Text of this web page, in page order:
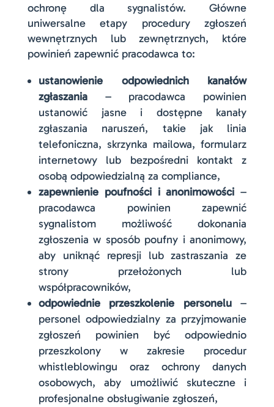
ochronę dla sygnalistów. Główne
uniwersalne etapy procedury zgłoszeń
wewnętrznych lub zewnętrznych, które
powinień zapewnić pracodawca to:
ustanowienie odpowiednich kanałów
zgłaszania– pracodawca powinien
ustanowić jasne i dostępne kanały
zgłaszania naruszeń, takie jak linia
telefoniczna, skrzynka mailowa, formularz
internetowy lub bezpośredni kontakt z
osobą odpowiedzialną za compliance,
zapewnienie poufności i anonimowości –
pracodawca powinien zapewnić
sygnalistom możliwość dokonania
zgłoszenia w sposób poufny i anonimowy,
aby uniknąć represji lub zastraszania ze
strony przełożonych lub
współpracowników,
odpowiednie przeszkolenie personelu–
personel odpowiedzialny za przyjmowanie
zgłoszeń powinien być odpowiednio
przeszkolony w zakresie procedur
whistleblowingu oraz ochrony danych
osobowych, aby umożliwić skuteczne i
profesjonalne obsługiwanie zgłoszeń,